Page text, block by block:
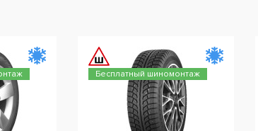
Бесплатный шиномонтаж